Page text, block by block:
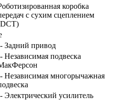
коробка
с сухим сцеплением
Задний привод
Независимая подвеска
Независимая многорычажная
Электрический усилитель